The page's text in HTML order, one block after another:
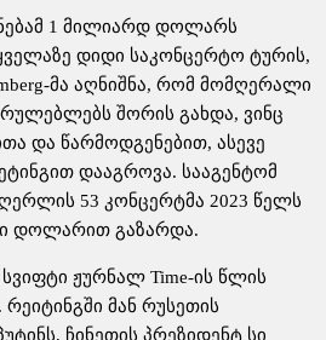
1 მილიარდ დოლარს
დიდი საკონცერტო ტურის,
მა აღნიშნა, რომ მომღერალი
შორის გახდა, ვინც
და წარმოდგენებით, ასევე
დააგროვა. სააგენტომ
53 კონცერტმა 2023 წელს
დოლარით გაზარდა.
ჟურნალ Time-ის წლის
მან რუსეთის
ჩინეთის პრეზიდენტ სი